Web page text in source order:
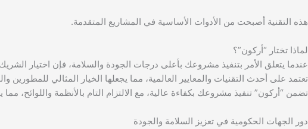
هذه التقنية أصبحت من الأدوات الأساسية في المشاريع المتقدمة.
لماذا تختار “أركون”؟
عندما يتعلق الأمر بتنفيذ مشروعك بأعلى درجات الجودة والسلامة، فإن اختيار
تعتمد على أحدث التقنيات والمعايير العالمية، مما يجعلها الخيار المثالي
تضمن “أركون” تنفيذ مشروعك بكفاءة عالية، مع الالتزام التام بالأنظمة
دور الجهات الحكومية في تعزيز السلامة والجودة